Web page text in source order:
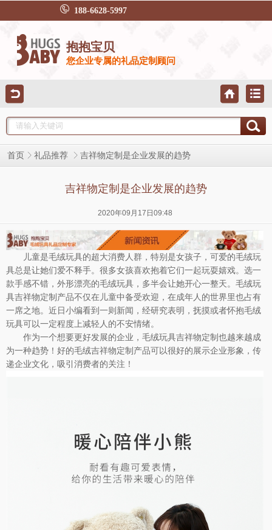
188-6628-5997
抱抱宝贝
您企业专属的礼品定制顾问
首页 礼品推荐 吉祥物定制是企业发展的趋势
吉祥物定制是企业发展的趋势
2020年09月17日09:48
儿童是毛绒玩具的超大消费人群，特别是女孩子，可爱的毛绒玩
具总是让她们爱不释手。很多女孩喜欢抱着它们一起玩耍嬉戏。选一
款手感不错，外形漂亮的毛绒玩具，多半会让她开心一整天。毛绒玩
具吉祥物定制产品不仅在儿童中备受欢迎，在成年人的世界里也占有
一席之地。近日小编看到一则新闻，经研究表明，抚摸或者怀抱毛绒
玩具可以一定程度上减轻人的不安情绪。
作为一个想要更好发展的企业，毛绒玩具吉祥物定制也越来越成
为一种趋势！好的毛绒吉祥物定制产品可以很好的展示企业形象，传
递企业文化，吸引消费者的关注！